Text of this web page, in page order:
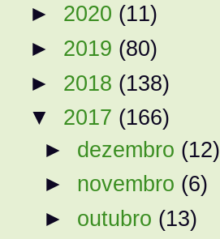
► 2020 (11)
► 2019 (80)
► 2018 (138)
▼ 2017 (166)
► dezembro (12)
► novembro (6)
► outubro (13)